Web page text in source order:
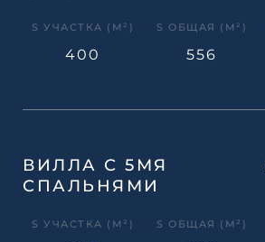
S УЧАСТКА (М²)
400
S ОБЩАЯ (М²)
556
ВИЛЛА С 5МЯ
СПАЛЬНЯМИ
S УЧАСТКА (М²) S ОБЩАЯ (М²)